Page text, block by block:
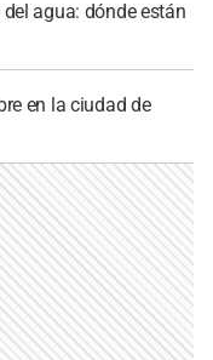
agua: dónde están
en la ciudad de